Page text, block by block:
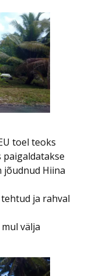
toel teoks
jõudnud Hiina
ja rahval
välja